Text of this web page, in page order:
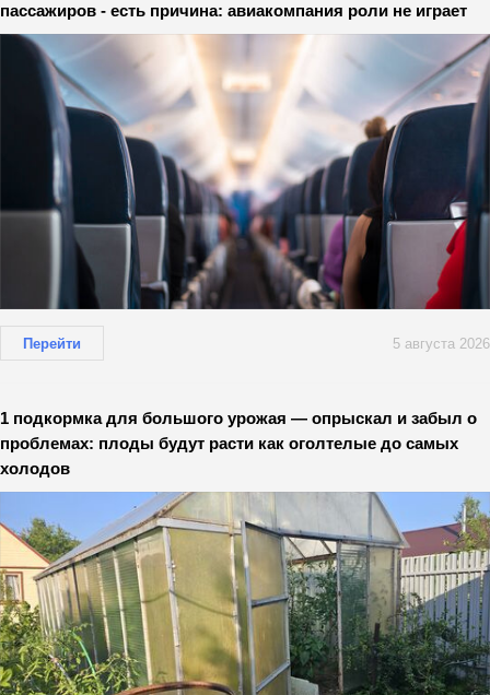
пассажиров - есть причина: авиакомпания роли не играет
Перейти 5 августа 2026
1 подкормка для большого урожая — опрыскал и забыл о
проблемах: плоды будут расти как оголтелые до самых
холодов